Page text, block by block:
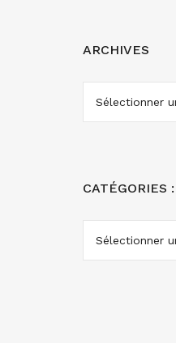
ARCHIVES
ARCHIVES
CATÉGORIES :
CATÉGORIES